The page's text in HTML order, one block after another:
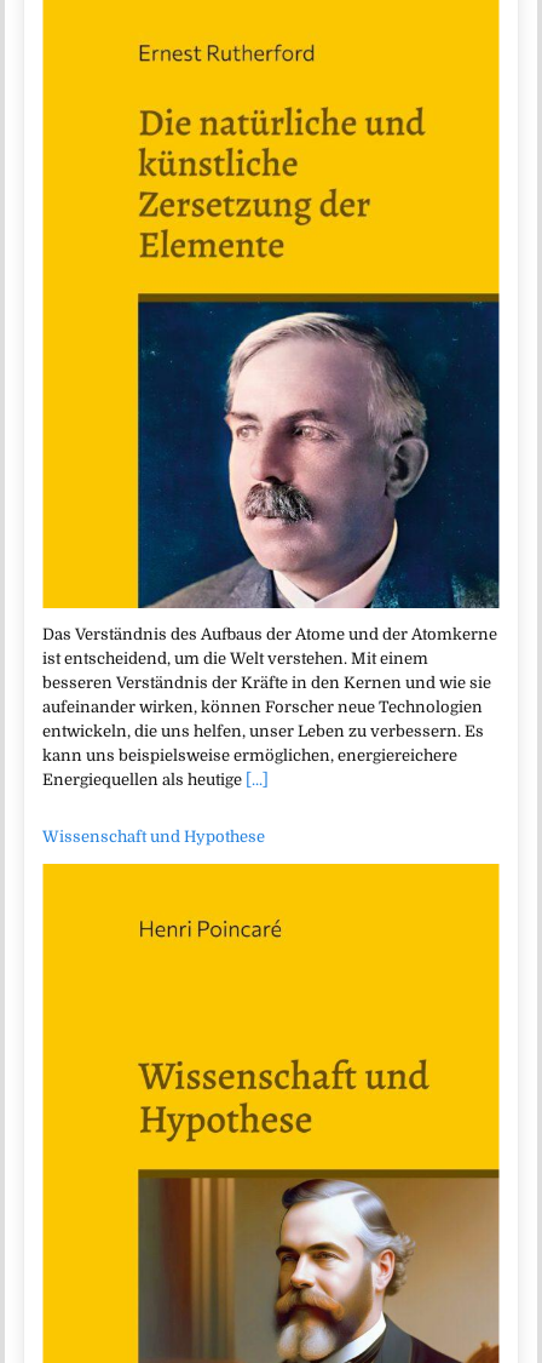
Das Verständnis des Aufbaus der Atome und der Atomkerne
ist entscheidend, um die Welt verstehen. Mit einem
besseren Verständnis der Kräfte in den Kernen und wie sie
aufeinander wirken, können Forscher neue Technologien
entwickeln, die uns helfen, unser Leben zu verbessern. Es
kann uns beispielsweise ermöglichen, energiereichere
Energiequellen als heutige [...]
Wissenschaft und Hypothese